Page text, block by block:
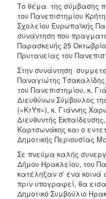
ΔΗΜΟΤΗΣ
ΕΠΙΣΚΕΠΤΗΣ
ΗΡΑΚΛΕΙΟ
Το θέμα της σύμβασης
του Πανεπιστημίου
Σχολείου Ευρωπαϊκής
συνάντηση που
Παρασκευής 25
Πρυτανείας του
Στην συνάντηση
Παναγιώτης Τσακαλίδης
του Πανεπιστημίου, κ.
Διευθύνων Σύμβουλος
(«ΚτΥπ»), κ. Γιάννης
Διευθυντής
Καρτσωνάκης και ο
Δημοτικής Περιουσίας
Σε πνεύμα καλής
Δήμου Ηρακλείου, του
κατέληξαν σ’ ένα κοινά
πριν υπογραφεί, θα
Δημοτικό Συμβούλιο